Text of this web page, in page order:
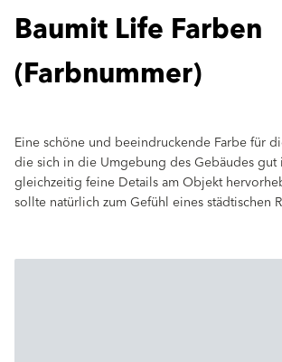
Baumit Life Farben
(Farbnummer)
Eine schöne und beeindruckende Farbe für
die sich in die Umgebung des Gebäudes
gleichzeitig feine Details am Objekt
sollte natürlich zum Gefühl eines städtischen